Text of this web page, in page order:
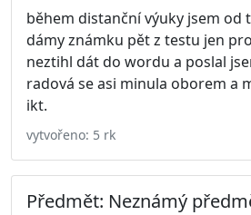
během distanční výuky jsem od
dámy známku pět z testu jen
neztihl dát do wordu a poslal
radová se asi minula oborem a
ikt.
vytvořeno: 5 rk
Předmět: Neznámý